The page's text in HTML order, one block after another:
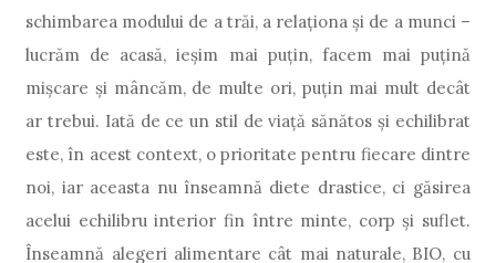
schimbarea modului de a trăi, a relaționa și de a munci –
lucrăm de acasă, ieșim mai puțin, facem mai puțină
mișcare și mâncăm, de multe ori, puțin mai mult decât
ar trebui. Iată de ce un stil de viață sănătos și echilibrat
este, în acest context, o prioritate pentru fiecare dintre
noi, iar aceasta nu înseamnă diete drastice, ci găsirea
acelui echilibru interior fin între minte, corp și suflet.
Înseamnă alegeri alimentare cât mai naturale, BIO, cu